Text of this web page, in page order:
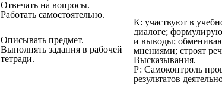
Отвечать на вопросы.
Работать самостоятельно.
Описывать предмет.
Выполнять задания в рабочей
тетради.
К: участвуют в
диалоге;
и выводы;
мнениями; строят
Высказывания.
Р: Самоконтроль
результатов